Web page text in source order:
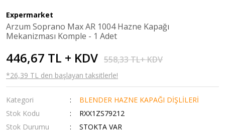
Expermarket
Arzum Soprano Max AR 1004 Hazne Kapağı
Mekanizması Komple - 1 Adet
446,67 TL + KDV 558,33 TL+ KDV
*26,39 TL den başlayan taksitlerle!
Kategori
BLENDER HAZNE KAPAĞI DİŞLİLERİ
Stok Kodu
RXX1ZS79212
Stok Durumu
STOKTA VAR